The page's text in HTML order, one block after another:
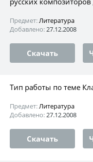
Предмет:Литература
Добавлено:27.12.2008
Скачать
Тип работы по теме
Предмет:Литература
Добавлено:27.12.2008
Скачать